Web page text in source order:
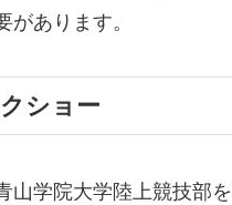
あります。
ショー
学院大学陸上競技部